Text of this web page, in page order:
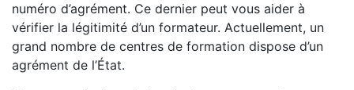
numéro d’agrément. Ce dernier peut vous aider à
vérifier la légitimité d’un formateur. Actuellement, un
grand nombre de centres de formation dispose d’un
agrément de l’État.